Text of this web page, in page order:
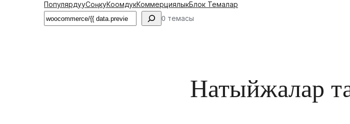
ПопулярдууСоңкуКоомдукКоммерциялыкБлок Темалар
Издөө 0 темасы
Натыйжалар